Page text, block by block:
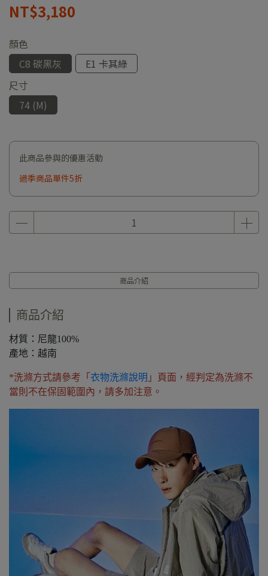
NT$3,180
顏色
C8 碳黑灰
E1 卡其綠
尺寸
74 (M)
此商品參與的優惠活動
過季商品單件5折
商品介紹
商品介紹
材質：尼龍100%
產地：越南
*洗滌方式請參考「 衣物洗滌說明 」頁面，經判定為洗滌不
當則不在保固範圍內，請多加注意。